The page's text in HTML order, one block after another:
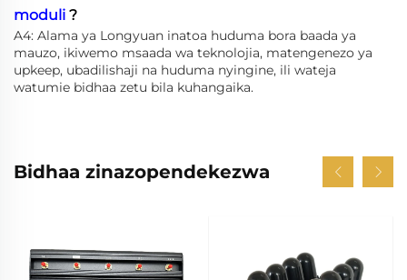
moduli ?
A4: Alama ya Longyuan inatoa huduma bora baada ya
mauzo, ikiwemo msaada wa teknolojia, matengenezo ya
upkeep, ubadilishaji na huduma nyingine, ili wateja
watumie bidhaa zetu bila kuhangaika.
Bidhaa zinazopendekezwa